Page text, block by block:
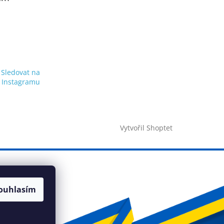
Sledovat na
Instagramu
Vytvořil Shoptet